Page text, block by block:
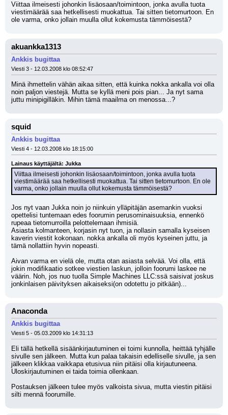
Viittaa ilmeisesti johonkin lisäosaan/toimintoon, jonka avulla tuota
viestimäärää saa hetkellisesti muokattua. Tai sitten tietomurtoon. En
ole varma, onko jollain muulla ollut kokemusta tämmöisestä?
akuankka1313
Ankkis bugittaa
Viesti 3 - 12.03.2008 klo 08:52:47
Minä ihmettelin vähän aikaa sitten, että kuinka nokka ankalla voi olla
noin paljon viestejä. Mutta se kyllä meni pois pian... Ja nyt sama
juttu minipigilläkin. Mihin tämä maailma on menossa...?
squid
Ankkis bugittaa
Viesti 4 - 12.03.2008 klo 18:15:00
Lainaus käyttäjältä: Jukka
Viittaa ilmeisesti johonkin lisäosaan/toimintoon, jonka avulla tuota
viestimäärää saa hetkellisesti muokattua. Tai sitten tietomurtoon. En ole
varma, onko jollain muulla ollut kokemusta tämmöisestä?
Jos nyt vaan Jukka noin jo niinkuin ylläpitäjän asemankin vuoksi
opettelisi tuntemaan edes foorumin perusominaisuuksia, ennenkö
rupeaa tietomurroilla pelottelemaan ihmisiä.
Asiasta kolmanteen, korjasin nyt tuon, ja nollasin samalla kyseisen
kaverin viestit kokonaan. nokka ankalla oli myös kyseinen juttu, ja
tämä nollattiin hyvin nopeasti.
Aivan varma en vielä ole, mutta otan asiasta selvää. Voi olla, että
jokin modifikaatio sotkee viestien laskun, jolloin foorumi laskee ne
väärin. Noh, jos nuo tuolla Simple Machines LLC:ssä saisivat joskus
jonkinlaisen päivityksen aikaiseksi(on odotettu jo pitkään)...
Anaconda
Ankkis bugittaa
Viesti 5 - 05.03.2009 klo 14:31:13
Eli tällä hetkellä sisäänkirjautuminen ei toimi kunnolla, heittää tyhjälle
sivulle sen jälkeen. Mutta kun palaa takaisin edelliselle sivulle, ja sen
jälkeen klikkaa vaikkapa etusivua niin pitäisi olla kirjautuneena.
Uloskirjautuminen ei taida toimia ollenkaan.
Postauksen jälkeen tulee myös valkoista sivua, mutta viestin pitäisi
silti mennä foorumille.